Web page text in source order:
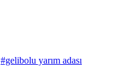
#gelibolu yarım adası